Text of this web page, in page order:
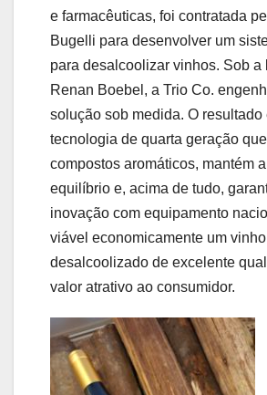
e farmacêuticas, foi contratada
Bugelli para desenvolver um
para desalcoolizar vinhos. Sob a
Renan Boebel, a Trio Co.
solução sob medida. O resultado
tecnologia de quarta geração
compostos aromáticos, mantém
equilíbrio e, acima de tudo,
inovação com equipamento
viável economicamente um vinho
desalcoolizado de excelente
valor atrativo ao consumidor.